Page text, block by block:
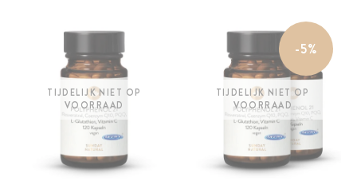
TIJDELIJK NIET OP
VOORRAAD
-5%
TIJDELIJK NIET OP
VOORRAAD